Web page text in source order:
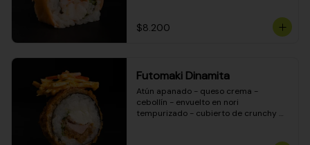
$8.200
Futomaki Dinamita
Atún apanado - queso crema -
cebollín - envuelto en nori
tempurizado - cubierto de crunchy